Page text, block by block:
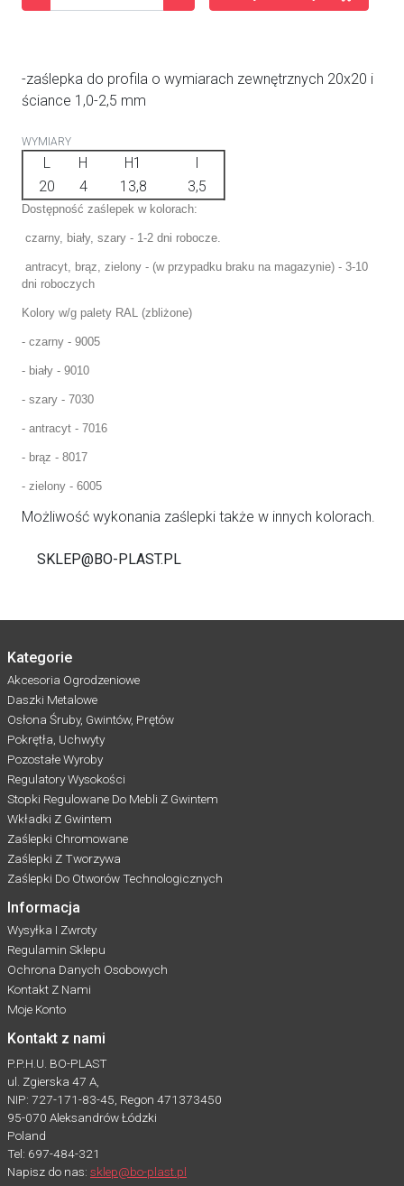
-zaślepka do profila o wymiarach zewnętrznych 20x20 i
ściance 1,0-2,5 mm
WYMIARY
L H H1
20
4 13,8 3,5
Dostępność zaślepek w kolorach:
czarny, biały, szary - 1-2 dni robocze.
antracyt, brąz, zielony - (w przypadku braku na magazynie) - 3-10
dni roboczych
Kolory w/g palety RAL (zbliżone)
- czarny - 9005
- biały - 9010
- szary - 7030
- antracyt - 7016
- brąz - 8017
- zielony - 6005
Możliwość wykonania zaślepki także w innych kolorach.
SKLEP@BO-PLAST.PL
Kategorie
Akcesoria Ogrodzeniowe
Daszki Metalowe
Osłona Śruby, Gwintów, Prętów
Pokrętła, Uchwyty
Pozostałe Wyroby
Regulatory Wysokości
Stopki Regulowane Do Mebli Z Gwintem
Wkładki Z Gwintem
Zaślepki Chromowane
Zaślepki Z Tworzywa
Zaślepki Do Otworów Technologicznych
Informacja
Wysyłka I Zwroty
Regulamin Sklepu
Ochrona Danych Osobowych
Kontakt Z Nami
Moje Konto
Kontakt z nami
P.P.H.U. BO-PLAST
ul. Zgierska 47 A,
NIP: 727-171-83-45, Regon 471373450
95-070 Aleksandrów Łódzki
Poland
Tel: 697-484-321
Napisz do nas: sklep@bo-plast.pl